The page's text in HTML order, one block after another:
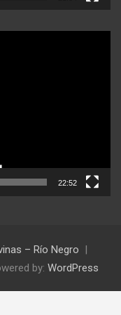
22:52
– Río Negro
by: WordPress